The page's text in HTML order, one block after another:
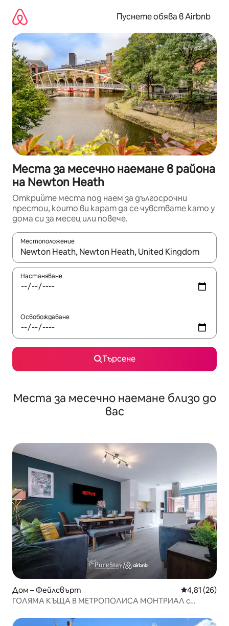
съдържанието
Пуснете обява в Airbnb
Места за месечно наемане в района
на Newton Heath
Открийте места под наем за дългосрочни
престои, които ви карат да се чувствате като у
дома си за месец или повече.
Местоположение
Когато резултатите се покажат, използвайте
Настаняване
Освобождаване
Търсене
Места за месечно наемане близо до
вас
Дом – Фейлсвърт Средна
4,81 (26)
ГОЛЯМА КЪЩА В МЕТРОПОЛИСА МОНТРИАЛ с